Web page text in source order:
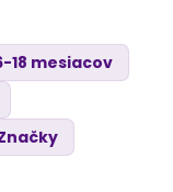
18 mesiacov